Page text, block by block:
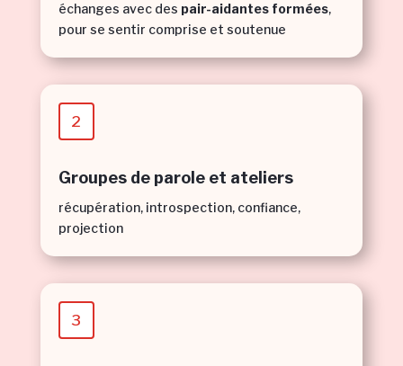
échanges avec des pair-aidantes formées,
pour se sentir comprise et soutenue
2
Groupes de parole et ateliers
récupération, introspection, confiance,
projection
3